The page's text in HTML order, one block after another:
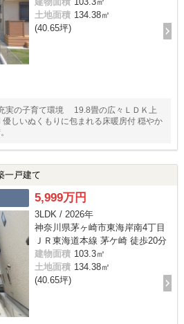
土地面積 134.38㎡
(40.65坪)
実の子育て環境 19.8畳の広々ＬＤＫ上
しいぬくもりに包まれる床暖房付 穏やか
一戸建て
5,999万円
3LDK / 2026年
神奈川県茅ヶ崎市東海岸南4丁目
ＪＲ東海道本線 茅ケ崎 徒歩20分
建物面積 103.3㎡
土地面積 134.38㎡
(40.65坪)